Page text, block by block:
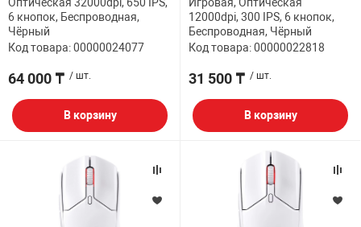
USB ХАБЫ
CARD RIDER
НАБОР ДЛЯ
ЛЕНТА ДЛЯ
ДОМА
Оптическая 32000dpi, 650 IPS,
6 кнопок, Беспроводная,
Чёрный
Код товара: 00000024077
64 000 ₸ / шт.
В корзину
Игровая, Оптическая
12000dpi, 300 IPS, 6 кнопок,
Беспроводная, Чёрный
Код товара: 00000022818
31 500 ₸ / шт.
В корзину